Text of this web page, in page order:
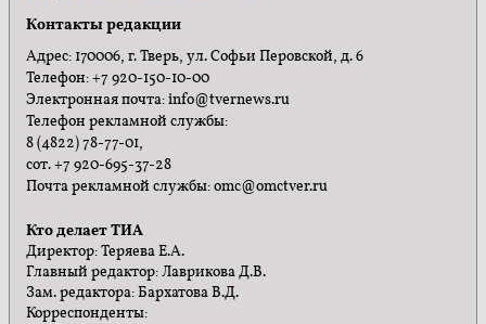
Контакты редакции
Адрес: 170006, г. Тверь, ул. Софьи Перовской, д. 6
Телефон: +7 920-150-10-00
Электронная почта: info@tvernews.ru
Телефон рекламной службы:
8 (4822) 78-77-01,
сот. +7 920-695-37-28
Почта рекламной службы: omc@omctver.ru
Кто делает ТИА
Директор: Теряева Е.А.
Главный редактор: Лаврикова Д.В.
Зам. редактора: Бархатова В.Д.
Корреспонденты: